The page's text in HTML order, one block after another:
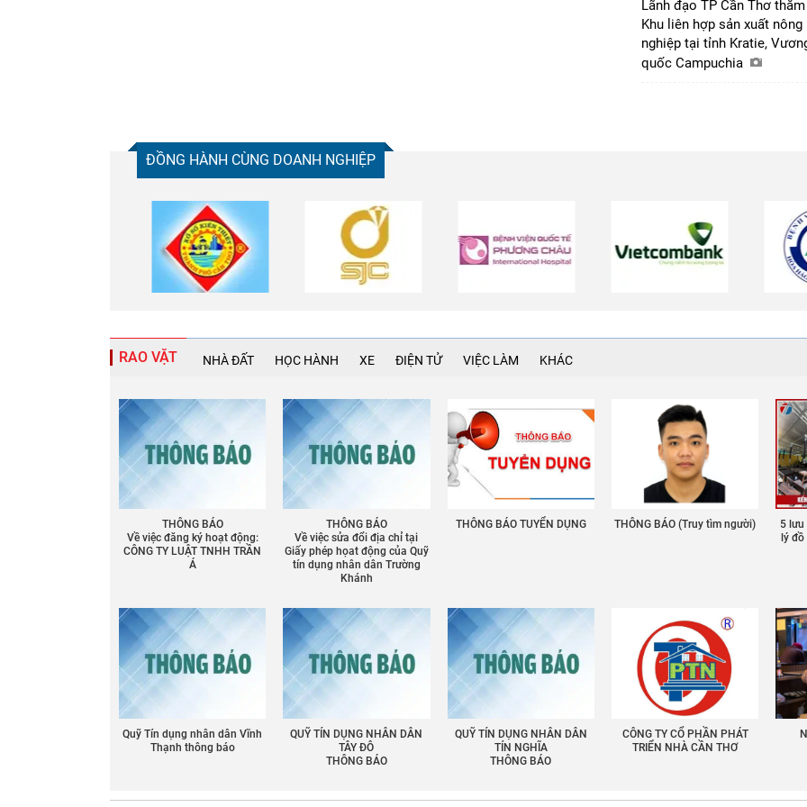
Lãnh đạo TP Cần Thơ thăm
Khu liên hợp sản xuất nông
nghiệp tại tỉnh Kratie,
quốc Campuchia
ĐỒNG HÀNH CÙNG DOANH NGHIỆP
RAO VẶT NHÀ ĐẤT HỌC HÀNH XE ĐIỆN TỬ VIỆC LÀM KHÁC
THÔNG BÁO
Về việc đăng ký hoạt động:
CÔNG TY LUẬT TNHH TRẦN
Á
THÔNG BÁO
Về việc sửa đổi địa chỉ tại
Giấy phép họat động của Quỹ
tín dụng nhân dân Trường
Khánh
THÔNG BÁO TUYỂN DỤNG THÔNG BÁO (Truy tìm người)
5
lý
Quỹ Tín dụng nhân dân Vĩnh
Thạnh thông báo
QUỸ TÍN DỤNG NHÂN DÂN
TÂY ĐÔ
THÔNG BÁO
QUỸ TÍN DỤNG NHÂN DÂN
TÍN NGHĨA
THÔNG BÁO
CÔNG TY CỔ PHẦN PHÁT
TRIỂN NHÀ CẦN THƠ